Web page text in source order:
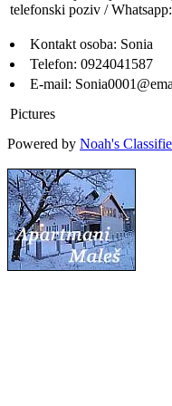
telefonski poziv /
Kontakt osoba: Sonia
Telefon: 0924041587
E-mail:
Pictures
Powered by Noah's